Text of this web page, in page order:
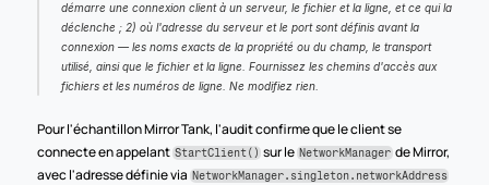
démarre une connexion client à un serveur, le fichier et la ligne, et ce qui la
déclenche ; 2) où l'adresse du serveur et le port sont définis avant la
connexion — les noms exacts de la propriété ou du champ, le transport
utilisé, ainsi que le fichier et la ligne. Fournissez les chemins d'accès aux
fichiers et les numéros de ligne. Ne modifiez rien.
Pour l'échantillon Mirror Tank, l'audit confirme que le client se
connecte en appelant StartClient() sur le NetworkManager de Mirror,
avec l'adresse définie via NetworkManager.singleton.networkAddress